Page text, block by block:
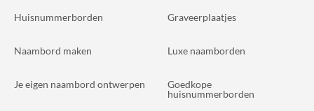
Huisnummerborden
Naambord maken
Je eigen naambord ontwerpen
Graveerplaatjes
Luxe naamborden
Goedkope
huisnummerborden